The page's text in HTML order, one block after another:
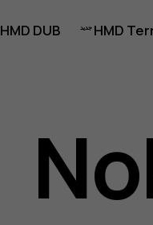
HMD
HMD DUB